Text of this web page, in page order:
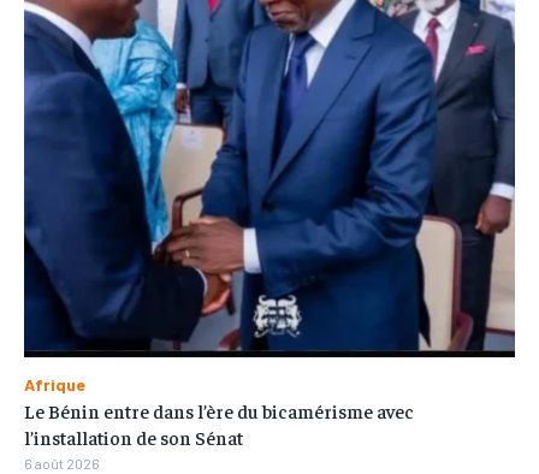
Afrique
Le Bénin entre dans l’ère du bicamérisme avec
l’installation de son Sénat
6 août 2026